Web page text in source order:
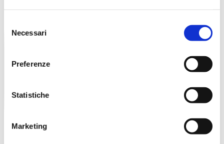
delNecessari
Preferenze
Statistiche
Marketing